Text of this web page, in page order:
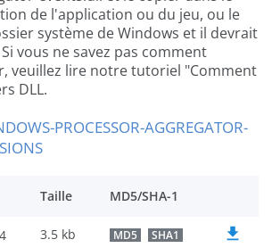
de l'application ou du jeu, ou le
système de Windows et il devrait
vous ne savez pas comment
veuillez lire notre tutoriel "Comment
DLL.
PROCESSOR-AGGREGATOR-
Taille MD5/SHA-1
3.5 kb MD5 SHA1